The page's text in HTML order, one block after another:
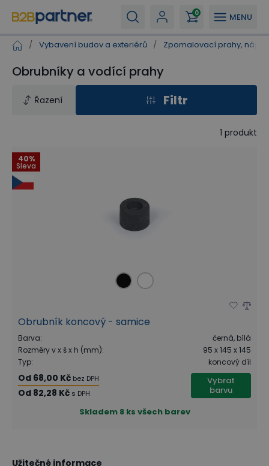
MENU
0
/ Vybavení budov a exteriérů / Zpomalovací prahy,
Obrubníky a vodící prahy
Řazení Filtr
1 produkt
40%
Sleva
Obrubník koncový - samice
Barva:
černá, bílá
Rozměry v x š x h (mm):
95 x 145 x 145
Typ: koncový díl
Od 68,00 Kč bez DPH
Od 82,28 Kč s DPH
Vybrat
barvu
Skladem 8 ks všech barev
Užitečné informace